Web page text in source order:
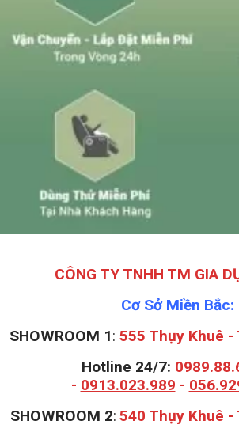
CÔNG TY TNHH TM GIA
Cơ Sở Miền Bắc:
SHOWROOM 1: 555 Thụy Khuê -
Hotline 24/7:
- 0913.023.989 -
SHOWROOM 2: 540 Thụy Khuê -